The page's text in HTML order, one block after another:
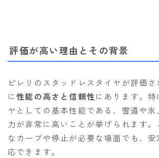
評価が高い理由とその背景
ピレリのスタッドレスタイヤが評価
に性能の高さと信頼性にあります。
ヤとしての基本性能である、雪道や
力が非常に高いことが挙げられます
なカーブや停止が必要な場面でも、
応できます。